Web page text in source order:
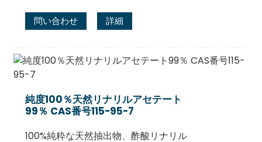
問い合わせ 詳細
純度100％天然リナリルアセテート
99％ CAS番号115-95-7
100%純粋な天然抽出物、酢酸リナリル